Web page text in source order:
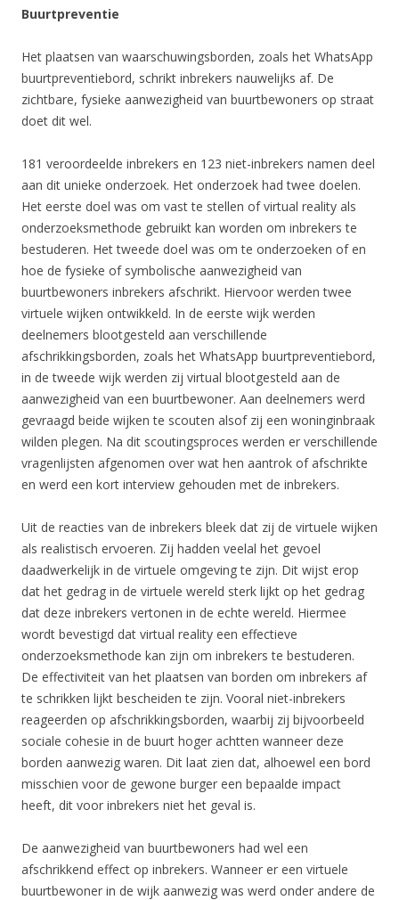
Buurtpreventie
Het plaatsen van waarschuwingsborden, zoals het WhatsApp
buurtpreventiebord, schrikt inbrekers nauwelijks af. De
zichtbare, fysieke aanwezigheid van buurtbewoners op straat
doet dit wel.
181 veroordeelde inbrekers en 123 niet-inbrekers namen deel
aan dit unieke onderzoek. Het onderzoek had twee doelen.
Het eerste doel was om vast te stellen of virtual reality als
onderzoeksmethode gebruikt kan worden om inbrekers te
bestuderen. Het tweede doel was om te onderzoeken of en
hoe de fysieke of symbolische aanwezigheid van
buurtbewoners inbrekers afschrikt. Hiervoor werden twee
virtuele wijken ontwikkeld. In de eerste wijk werden
deelnemers blootgesteld aan verschillende
afschrikkingsborden, zoals het WhatsApp buurtpreventiebord,
in de tweede wijk werden zij virtual blootgesteld aan de
aanwezigheid van een buurtbewoner. Aan deelnemers werd
gevraagd beide wijken te scouten alsof zij een woninginbraak
wilden plegen. Na dit scoutingsproces werden er verschillende
vragenlijsten afgenomen over wat hen aantrok of afschrikte
en werd een kort interview gehouden met de inbrekers.
Uit de reacties van de inbrekers bleek dat zij de virtuele wijken
als realistisch ervoeren. Zij hadden veelal het gevoel
daadwerkelijk in de virtuele omgeving te zijn. Dit wijst erop
dat het gedrag in de virtuele wereld sterk lijkt op het gedrag
dat deze inbrekers vertonen in de echte wereld. Hiermee
wordt bevestigd dat virtual reality een effectieve
onderzoeksmethode kan zijn om inbrekers te bestuderen.
De effectiviteit van het plaatsen van borden om inbrekers af
te schrikken lijkt bescheiden te zijn. Vooral niet-inbrekers
reageerden op afschrikkingsborden, waarbij zij bijvoorbeeld
sociale cohesie in de buurt hoger achtten wanneer deze
borden aanwezig waren. Dit laat zien dat, alhoewel een bord
misschien voor de gewone burger een bepaalde impact
heeft, dit voor inbrekers niet het geval is.
De aanwezigheid van buurtbewoners had wel een
afschrikkend effect op inbrekers. Wanneer er een virtuele
buurtbewoner in de wijk aanwezig was werd onder andere de